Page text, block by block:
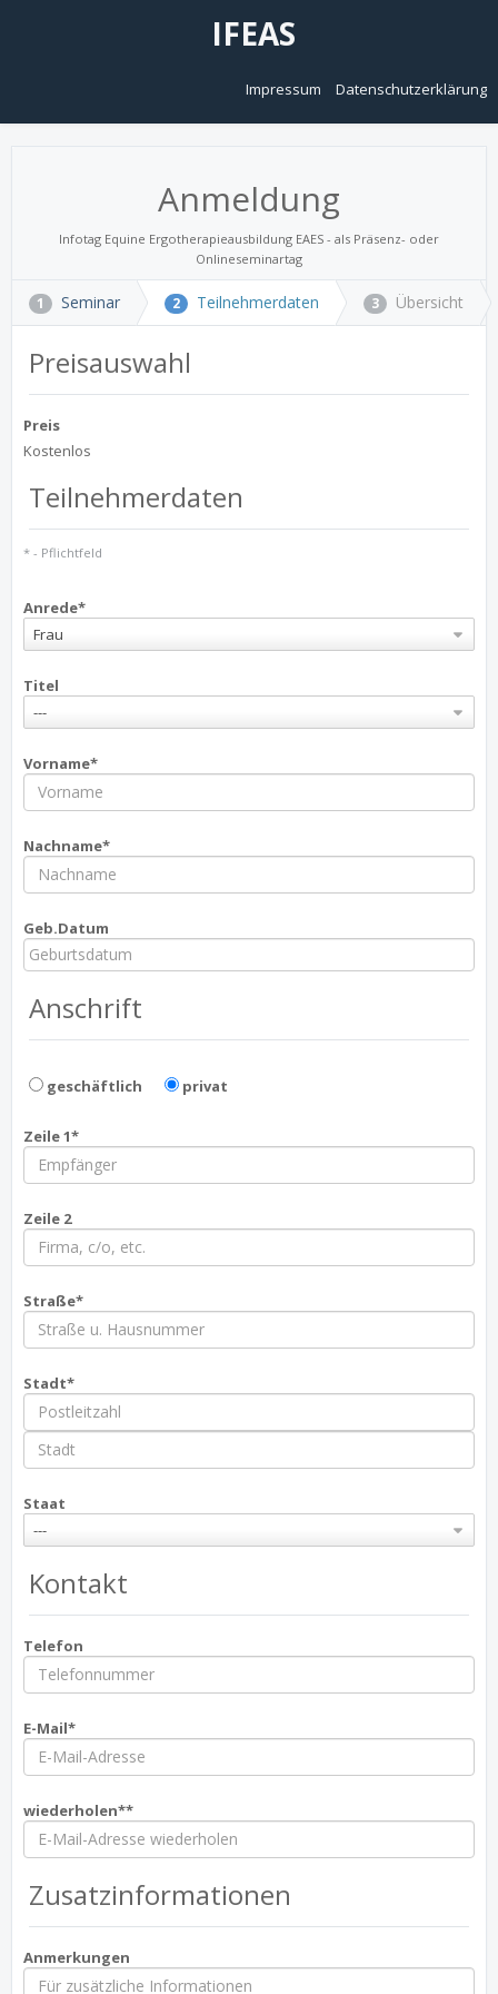
IFEAS
Impressum Datenschutzerklärung
Anmeldung
Infotag Equine Ergotherapieausbildung EAES - als Präsenz- oder
Onlineseminartag
1 Seminar 2 Teilnehmerdaten 3 Übersicht
Preisauswahl
Preis
Kostenlos
Teilnehmerdaten
* - Pflichtfeld
Anrede*
Frau
Titel
---
Vorname*
Nachname*
Geb.Datum
Anschrift
geschäftlich privat
Zeile 1*
Zeile 2
Straße*
Stadt*
Staat
---
Kontakt
Telefon
E-Mail*
wiederholen**
Zusatzinformationen
Anmerkungen